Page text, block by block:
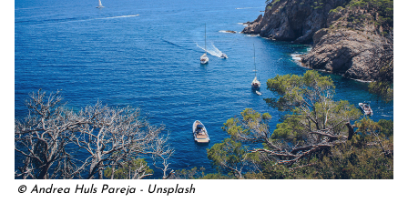
© Andrea Huls Pareja - Unsplash